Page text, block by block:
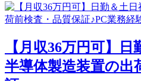
【月収36万円可】日
半導体製造装置の出